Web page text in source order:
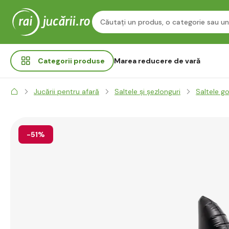
Categorii produse Marea reducere de vară
Jucării pentru afară Saltele și șezlonguri Saltele
-51%